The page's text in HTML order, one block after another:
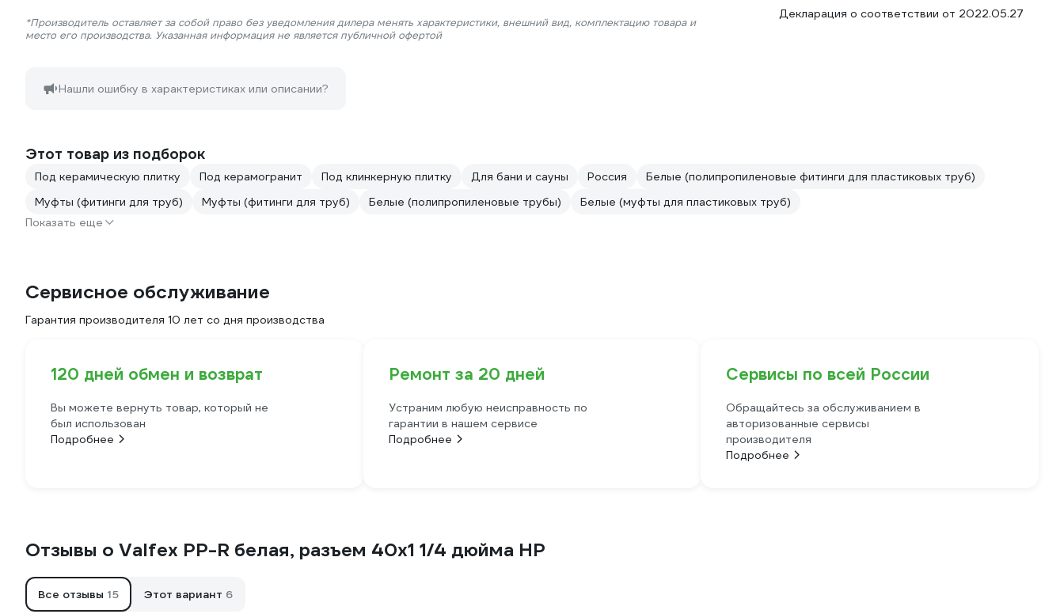
*Производитель оставляет за собой право без уведомления дилера менять характеристики, внешний вид, комплектацию товара и
место его производства. Указанная информация не является публичной офертой
Нашли ошибку в характеристиках или описании?
Декларация о соответствии от 2022.05.27
Этот товар из подборок
Под керамическую плитку Под керамогранит Под клинкерную плитку Для бани и сауны Россия
Белые (полипропиленовые фитинги для пластиковых труб)
Муфты (фитинги для труб)
Муфты (фитинги для труб) Белые (полипропиленовые трубы)
Белые (муфты для пластиковых труб)
Показать еще
Сервисное обслуживание
Гарантия производителя 10 лет со дня производства
120 дней обмен и возврат
Вы можете вернуть товар, который не
был использован
Подробнее
Ремонт за 20 дней
Устраним любую неисправность по
гарантии в нашем сервисе
Подробнее
Сервисы по всей России
Обращайтесь за обслуживанием в
авторизованные сервисы
производителя
Подробнее
Отзывы о Valfex PP-R белая, разъем 40х1 1/4 дюйма НР
Все отзывы 15 Этот вариант 6